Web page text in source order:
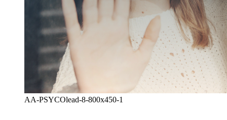
AA-PSYCOlead-8-800x450-1